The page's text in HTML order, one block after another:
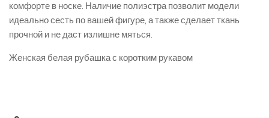
комфорте в носке. Наличие полиэстра позволит модели
идеально сесть по вашей фигуре, а также сделает ткань
прочной и не даст излишне мяться.
Женская белая рубашка с коротким рукавом